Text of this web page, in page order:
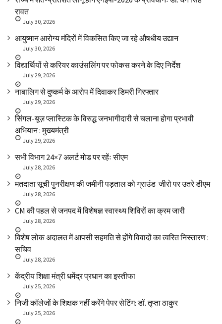
रावत
July 30, 2026
आयुष्मान आरोग्य मंदिरों में विकसित किए जा रहे औषधीय उद्यान
July 30, 2026
विद्यार्थियों से करियर काउंसलिंग पर फोकस करने के दिए निर्देश
July 29, 2026
नाबालिग से दुष्कर्म के आरोप में दिवाकर डिमरी गिरफ्तार
July 29, 2026
सिंगल-यूज़ प्लास्टिक के विरुद्ध जनभागीदारी से चलाना होगा प्रभावी
अभियान : मुख्यमंत्री
July 29, 2026
सभी विभाग 24×7 अलर्ट मोड पर रहेंः सीएम
July 28, 2026
मतदाता सूची पुनरीक्षण की जमीनी पड़ताल को ग्राउंड जीरो पर उतरे डीएम
July 28, 2026
CM की पहल से जनपद में विशेषज्ञ स्वास्थ्य शिविरों का क्रम जारी
July 28, 2026
विशेष लोक अदालत में आपसी सहमति से होंगे विवादों का त्वरित निस्तारण :
सचिव
July 28, 2026
केंद्रीय शिक्षा मंत्री धमेंद्र प्रधान का इस्तीफा
July 25, 2026
निजी कॉलेजों के शिक्षक नहीं करेंगे पेपर सेटिंग: डॉ. तृप्ता ठाकुर
July 25, 2026